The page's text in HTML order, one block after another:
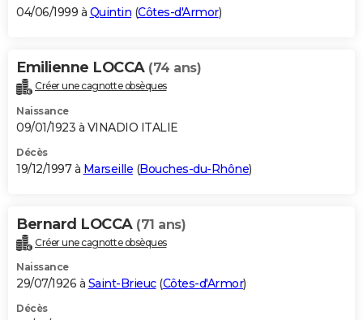
04/06/1999 à Quintin (Côtes-d'Armor)
Emilienne LOCCA (74 ans)
Créer une cagnotte obsèques
Naissance
09/01/1923 à VINADIO ITALIE
Décès
19/12/1997 à Marseille (Bouches-du-Rhône)
Bernard LOCCA (71 ans)
Créer une cagnotte obsèques
Naissance
29/07/1926 à Saint-Brieuc(Côtes-d'Armor)
Décès